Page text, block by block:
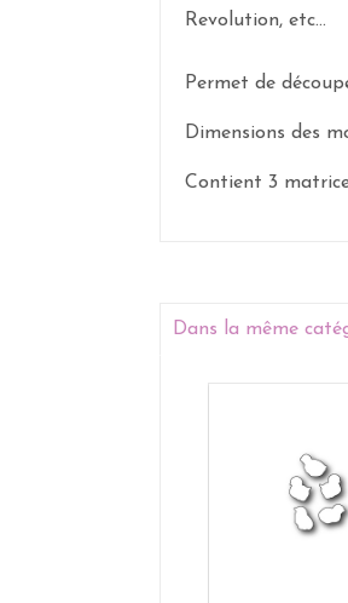
Revolution, etc...
Permet de
Dimensions des
Contient 3
Dans la même